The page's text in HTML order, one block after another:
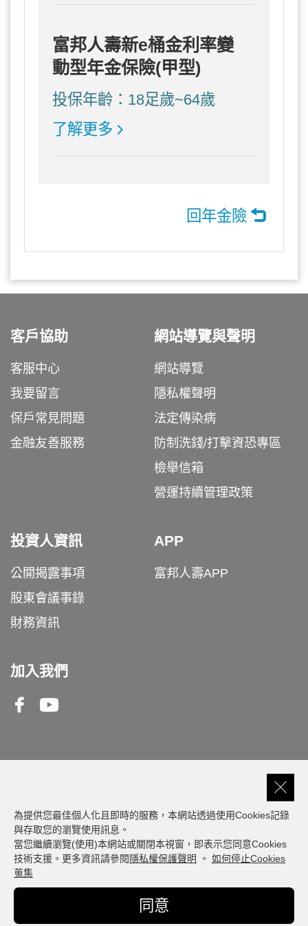
富邦人壽新e桶金利率變
動型年金保險(甲型)
投保年齡：18足歲~64歲
了解更多
回年金險
客戶協助
客服中心
我要留言
保戶常見問題
金融友善服務
網站導覽與聲明
網站導覽
隱私權聲明
法定傳染病
防制洗錢/打擊資恐專區
檢舉信箱
營運持續管理政策
投資人資訊
公開揭露事項
股東會議事錄
財務資訊
APP
富邦人壽APP
加入我們
客服專線0809-000-550
建議瀏覽器版本: 最新版本 Chrome、Firefox、
Safari、Edge
為提供您最佳個人化且即時的服務，本網站透過使用Cookies記錄
與存取您的瀏覽使用訊息。
當您繼續瀏覽(使用)本網站或關閉本視窗，即表示您同意Cookies
技術支援。更多資訊請參閱 隱私權保護聲明 。 如何停止Cookies
蒐集
同意